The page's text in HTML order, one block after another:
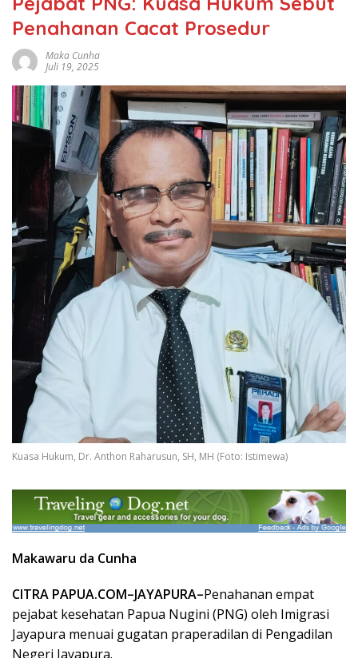
Penahanan Cacat Prosedur
Maka Cunha
Juli 19, 2025
Kuasa Hukum, Dr. Anthon Raharusun, SH, MH (Foto: Istimewa)
Makawaru da Cunha
CITRA PAPUA.COM–JAYAPURA–Penahanan empat
pejabat kesehatan Papua Nugini (PNG) oleh Imigrasi
Jayapura menuai gugatan praperadilan di Pengadilan
Negeri Jayapura.